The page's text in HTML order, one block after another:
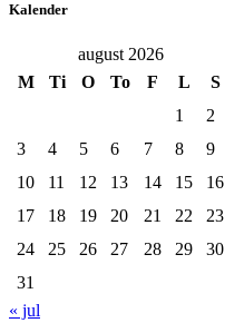
Kalender
august 2026
M
Ti O To F L
S
1
2
3
4 5 6 7 8
9
10
11 12 13 14 15
16
17
18 19 20 21 22
23
24
25 26 27 28 29
30
31
« jul